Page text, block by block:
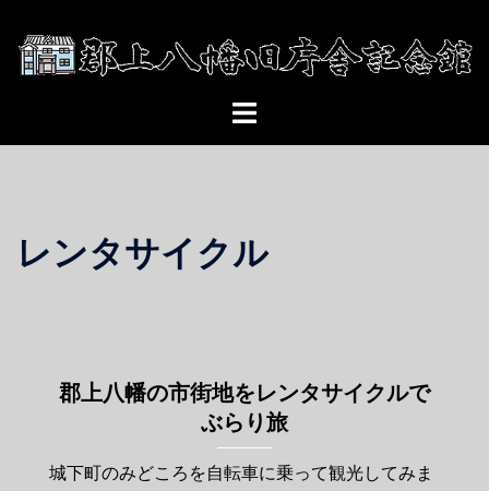
ト
ュ
レンタサイクル
郡上八幡の市街地をレンタサイクルで
ぶらり旅
城下町のみどころを自転車に乗って観光してみま